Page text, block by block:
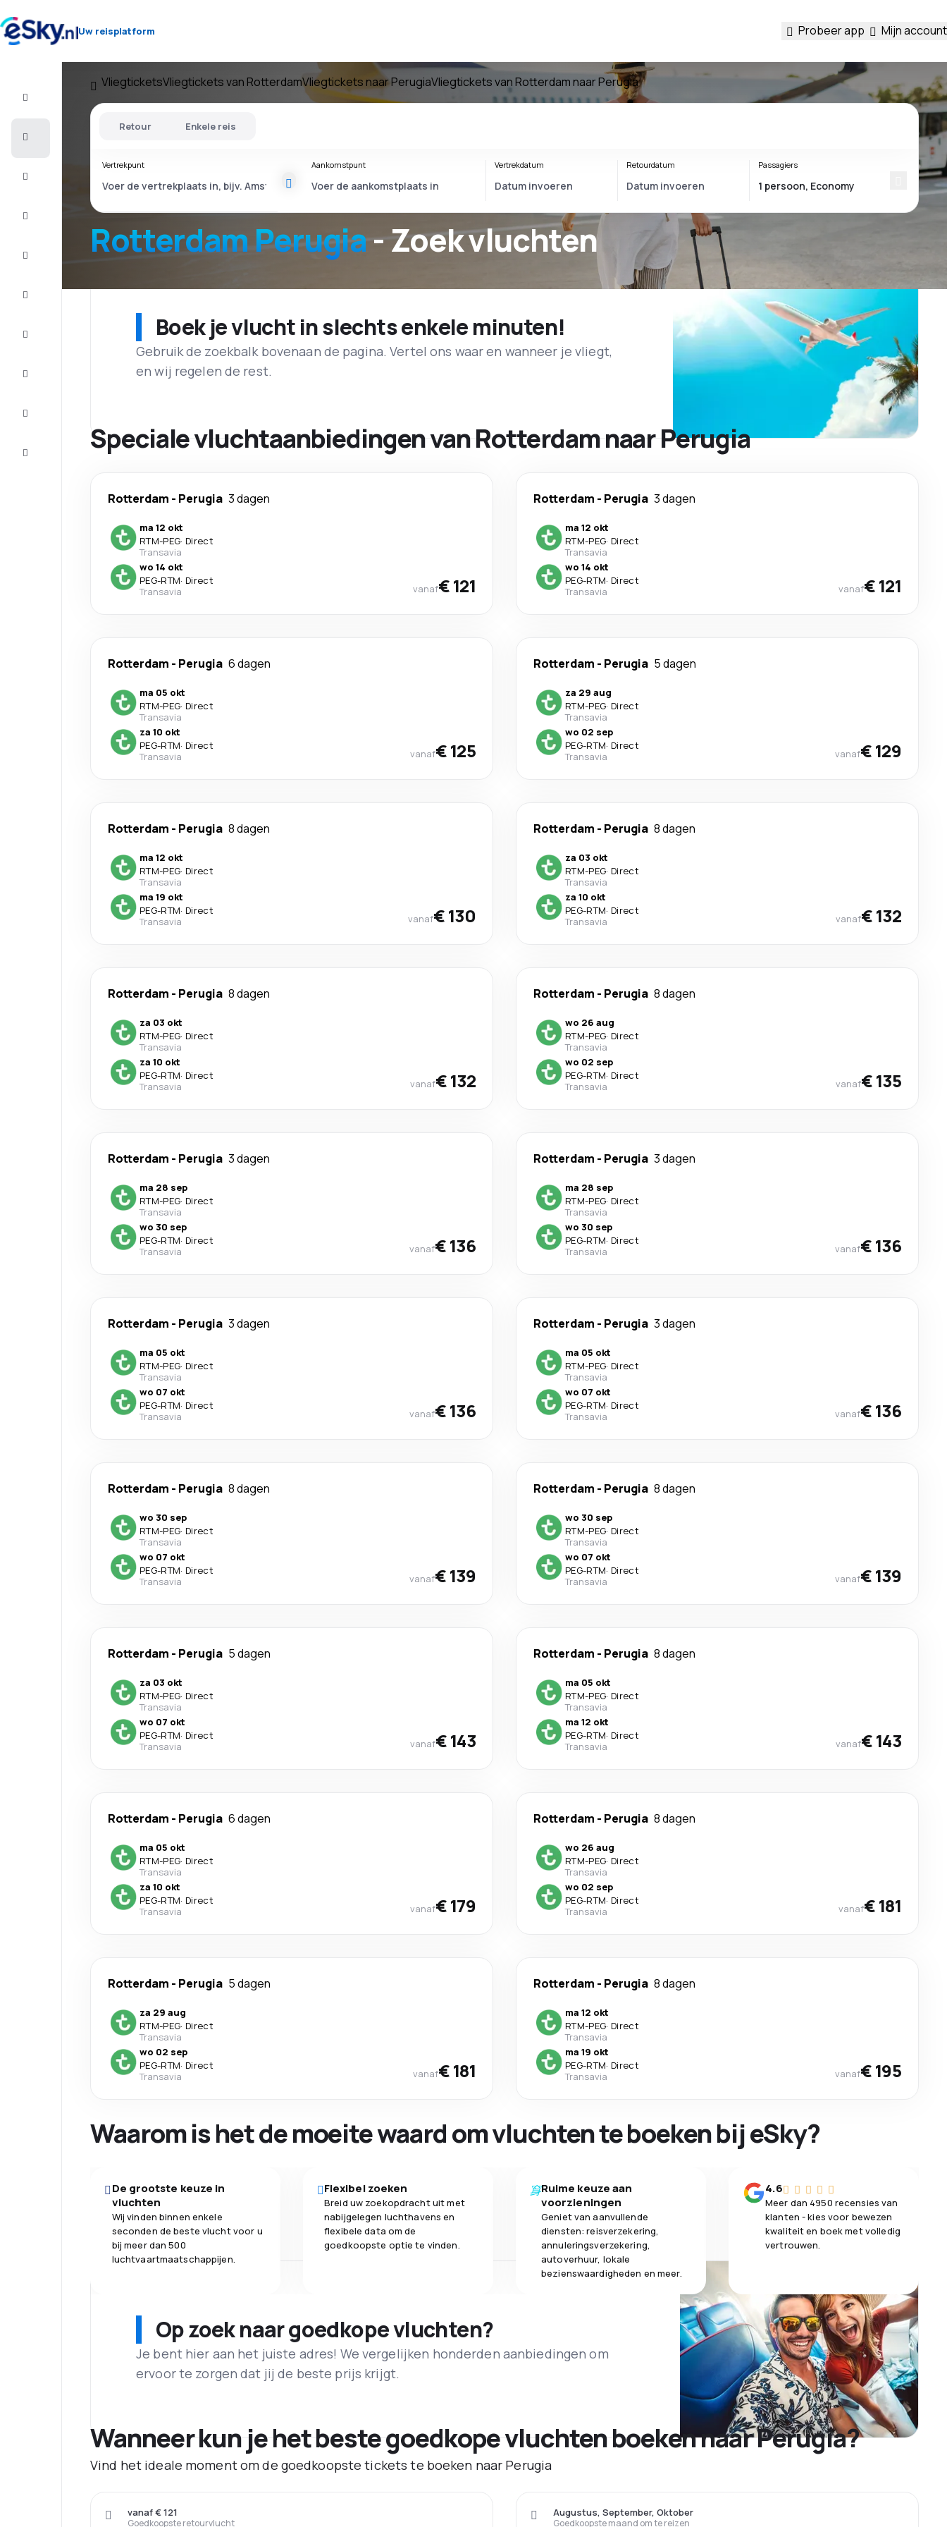
Uw reisplatform Probeer app Mijn account
VliegticketsVliegtickets van RotterdamVliegtickets naar PerugiaVliegtickets van Rotterdam naar Perugia
Rotterdam Perugia- Zoek vluchten
Retour Enkele reis
Vertrekpunt Aankomstpunt Vertrekdatum Retourdatum Passagiers
Boek je vlucht in slechts enkele minuten!
Gebruik de zoekbalk bovenaan de pagina. Vertel ons waar en wanneer je vliegt,
en wij regelen de rest.
Speciale vluchtaanbiedingen van Rotterdam naar Perugia
Rotterdam - Perugia 3 dagen
ma 12 okt
RTM-PEG· Direct
Transavia
wo 14 okt
PEG-RTM· Direct
Transavia
vanaf€ 121
Rotterdam - Perugia 3 dagen
ma 12 okt
RTM-PEG· Direct
Transavia
wo 14 okt
PEG-RTM· Direct
Transavia
vanaf€ 121
Rotterdam - Perugia 6 dagen
ma 05 okt
RTM-PEG· Direct
Transavia
za 10 okt
PEG-RTM· Direct
Transavia
vanaf€ 125
Rotterdam - Perugia 5 dagen
za 29 aug
RTM-PEG· Direct
Transavia
wo 02 sep
PEG-RTM· Direct
Transavia
vanaf€ 129
Rotterdam - Perugia 8 dagen
ma 12 okt
RTM-PEG· Direct
Transavia
ma 19 okt
PEG-RTM· Direct
Transavia
vanaf€ 130
Rotterdam - Perugia 8 dagen
za 03 okt
RTM-PEG· Direct
Transavia
za 10 okt
PEG-RTM· Direct
Transavia
vanaf€ 132
Rotterdam - Perugia 8 dagen
za 03 okt
RTM-PEG· Direct
Transavia
za 10 okt
PEG-RTM· Direct
Transavia
vanaf€ 132
Rotterdam - Perugia 8 dagen
wo 26 aug
RTM-PEG· Direct
Transavia
wo 02 sep
PEG-RTM· Direct
Transavia
vanaf€ 135
Rotterdam - Perugia 3 dagen
ma 28 sep
RTM-PEG· Direct
Transavia
wo 30 sep
PEG-RTM· Direct
Transavia
vanaf€ 136
Rotterdam - Perugia 3 dagen
ma 28 sep
RTM-PEG· Direct
Transavia
wo 30 sep
PEG-RTM· Direct
Transavia
vanaf€ 136
Rotterdam - Perugia 3 dagen
ma 05 okt
RTM-PEG· Direct
Transavia
wo 07 okt
PEG-RTM· Direct
Transavia
vanaf€ 136
Rotterdam - Perugia 3 dagen
ma 05 okt
RTM-PEG· Direct
Transavia
wo 07 okt
PEG-RTM· Direct
Transavia
vanaf€ 136
Rotterdam - Perugia 8 dagen
wo 30 sep
RTM-PEG· Direct
Transavia
wo 07 okt
PEG-RTM· Direct
Transavia
vanaf€ 139
Rotterdam - Perugia 8 dagen
wo 30 sep
RTM-PEG· Direct
Transavia
wo 07 okt
PEG-RTM· Direct
Transavia
vanaf€ 139
Rotterdam - Perugia 5 dagen
za 03 okt
RTM-PEG· Direct
Transavia
wo 07 okt
PEG-RTM· Direct
Transavia
vanaf€ 143
Rotterdam - Perugia 8 dagen
ma 05 okt
RTM-PEG· Direct
Transavia
ma 12 okt
PEG-RTM· Direct
Transavia
vanaf€ 143
Rotterdam - Perugia 6 dagen
ma 05 okt
RTM-PEG· Direct
Transavia
za 10 okt
PEG-RTM· Direct
Transavia
vanaf€ 179
Rotterdam - Perugia 8 dagen
wo 26 aug
RTM-PEG· Direct
Transavia
wo 02 sep
PEG-RTM· Direct
Transavia
vanaf€ 181
Rotterdam - Perugia 5 dagen
za 29 aug
RTM-PEG· Direct
Transavia
wo 02 sep
PEG-RTM· Direct
Transavia
vanaf€ 181
Rotterdam - Perugia 8 dagen
ma 12 okt
RTM-PEG· Direct
Transavia
ma 19 okt
PEG-RTM· Direct
Transavia
vanaf€ 195
Waarom is het de moeite waard om vluchten te boeken bij eSky?
De grootste keuze in
vluchten
Wij vinden binnen enkele
seconden de beste vlucht voor u
bij meer dan 500
luchtvaartmaatschappijen.
Flexibel zoeken
Breid uw zoekopdracht uit met
nabijgelegen luchthavens en
flexibele data om de
goedkoopste optie te vinden.
Ruime keuze aan
voorzieningen
Geniet van aanvullende
diensten: reisverzekering,
annuleringsverzekering,
autoverhuur, lokale
bezienswaardigheden en meer.
4.6
Meer dan 4950 recensies van
klanten - kies voor bewezen
kwaliteit en boek met volledig
vertrouwen.
Op zoek naar goedkope vluchten?
Je bent hier aan het juiste adres! We vergelijken honderden aanbiedingen om
ervoor te zorgen dat jij de beste prijs krijgt.
Wanneer kun je het beste goedkope vluchten boeken naar Perugia?
Vind het ideale moment om de goedkoopste tickets te boeken naar Perugia
Goedkoopste retourvlucht
vanaf € 121
Goedkoopste maand om te reizen
Augustus, September, Oktober